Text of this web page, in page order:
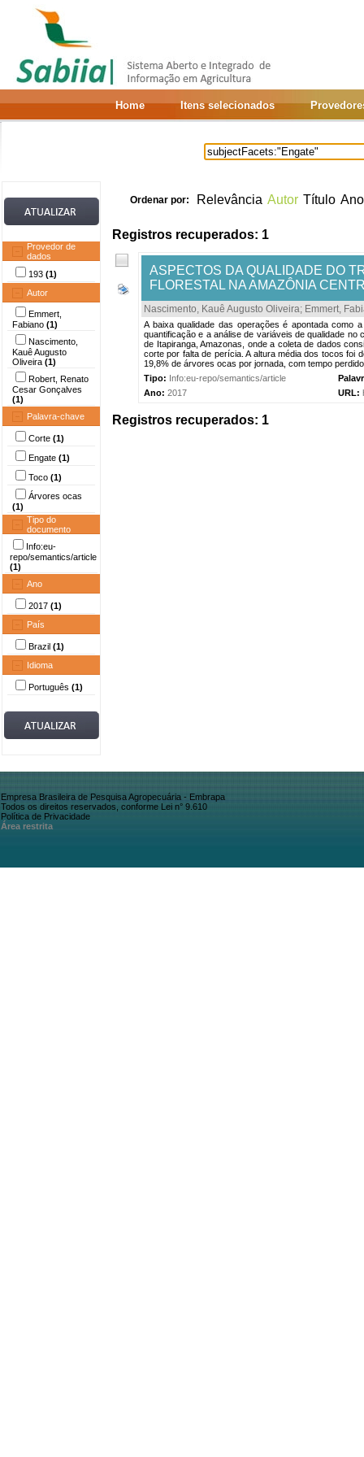
Home Itens selecionados
Provedor de
dados
193 (1)
Autor
Emmert,
Fabiano (1)
Nascimento,
Kauê Augusto
Oliveira (1)
Robert, Renato
Cesar Gonçalves
(1)
Palavra-chave
Corte (1)
Engate (1)
Toco (1)
Árvores ocas
(1)
Tipo do
documento
Info:eu-
repo/semantics/article
(1)
Ano
2017 (1)
País
Brazil (1)
Idioma
Português (1)
Ordenar por: Relevância Autor Título Ano
Registros recuperados: 1
ASPECTOS DA QUALIDADE DO
FLORESTAL NA AMAZÔNIA
Nascimento, Kauê Augusto Oliveira; Emmert,
A baixa qualidade das operações é apontada como
quantificação e a análise de variáveis de qualidade
de Itapiranga, Amazonas, onde a coleta de dados
corte por falta de perícia. A altura média dos tocos foi
19,8% de árvores ocas por jornada, com tempo
Tipo: Info:eu-repo/semantics/article
Ano: 2017 URL:
Registros recuperados: 1
Empresa Brasileira de Pesquisa Agropecuária - Embrapa
Todos os direitos reservados, conforme Lei n° 9.610
Política de Privacidade
Área restrita